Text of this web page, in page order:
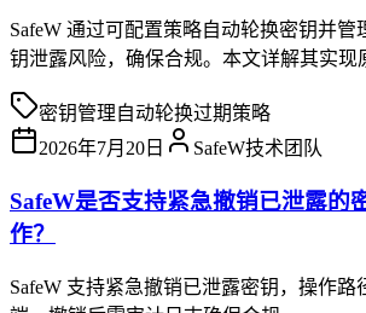
SafeW 通过可配置策略自动轮换密钥并管
钥泄露风险，确保合规。本文详解其实现
密钥管理自动轮换过期策略
2026年7月20日
SafeW技术团队
SafeW是否支持紧急撤销已泄露的
作？
SafeW 支持紧急撤销已泄露密钥，操作